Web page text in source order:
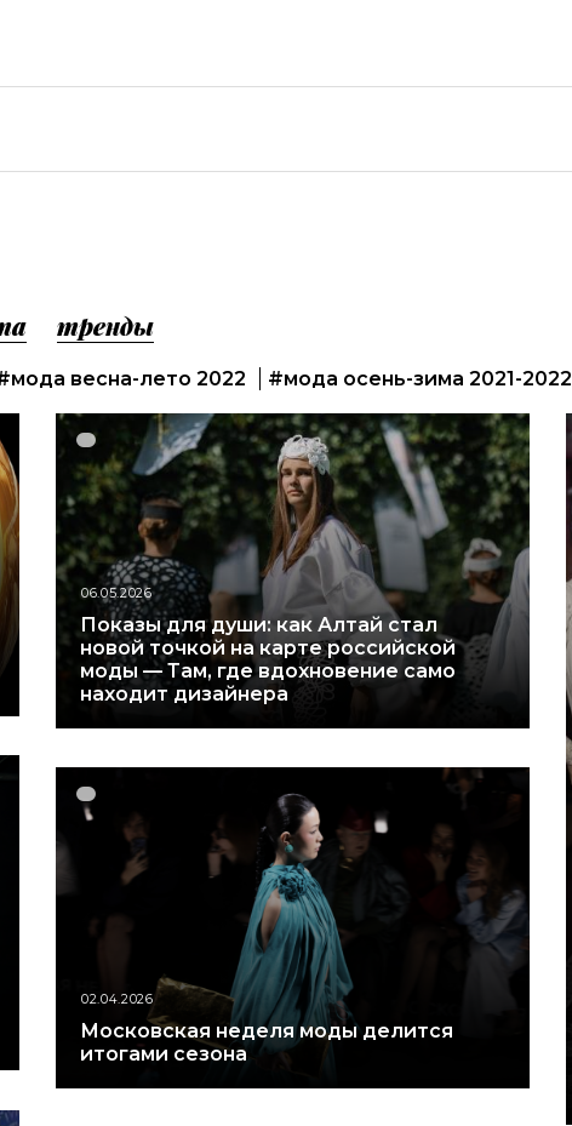
тренды
весна-лето 2022 #мода осень-зима 2021-2022
06.05.2026
Показы для души: как Алтай стал
новой точкой на карте российской
моды — Там, где вдохновение само
находит дизайнера
02.04.2026
Московская неделя моды делится
итогами сезона